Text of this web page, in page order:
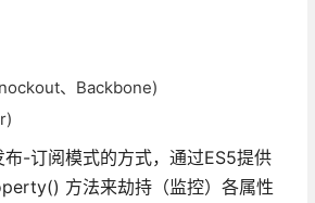
、Backbone)
-订阅模式的方式，通过ES5提供
方法来劫持（监控）各属性